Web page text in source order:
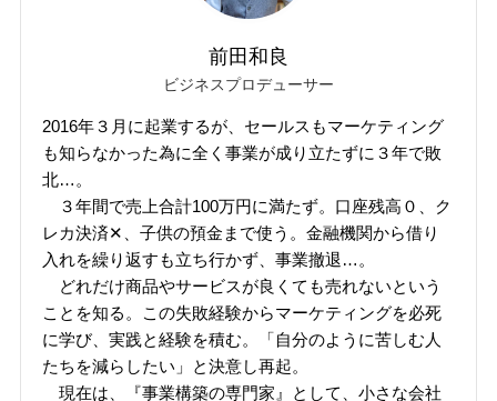
前田和良
ビジネスプロデューサー
2016年３月に起業するが、セールスもマーケティング
も知らなかった為に全く事業が成り立たずに３年で敗
北…。
３年間で売上合計100万円に満たず。口座残高０、ク
レカ決済✕、子供の預金まで使う。金融機関から借り
入れを繰り返すも立ち行かず、事業撤退…。
どれだけ商品やサービスが良くても売れないという
ことを知る。この失敗経験からマーケティングを必死
に学び、実践と経験を積む。「自分のように苦しむ人
たちを減らしたい」と決意し再起。
現在は、『事業構築の専門家』として、小さな会社